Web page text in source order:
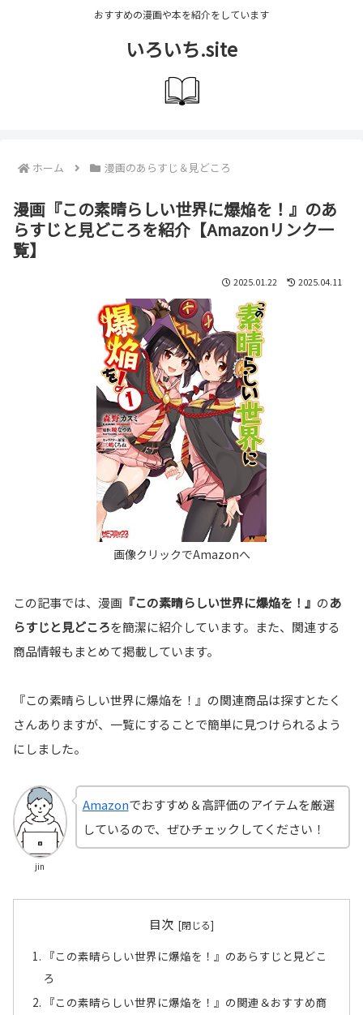
おすすめの漫画や本を紹介をしています
いろいち.site
ホーム 漫画のあらすじ＆見どころ
漫画『この素晴らしい世界に爆焔を！』のあ
らすじと見どころを紹介【Amazonリンク一
覧】
2025.01.22 2025.04.11
この記事では、漫画 『この素晴らしい世界に爆焔を！』 のあ
らすじと見どころを簡潔に紹介しています。また、関連する
商品情報もまとめて掲載しています。
『この素晴らしい世界に爆焔を！』の関連商品は探すとたく
さんありますが、一覧にすることで簡単に見つけられるよう
にしました。
jin
Amazonでおすすめ＆高評価のアイテムを厳選
しているので、ぜひチェックしてください！
目次
『この素晴らしい世界に爆焔を！』のあらすじと見どこ
ろ
『この素晴らしい世界に爆焔を！』の関連＆おすすめ商